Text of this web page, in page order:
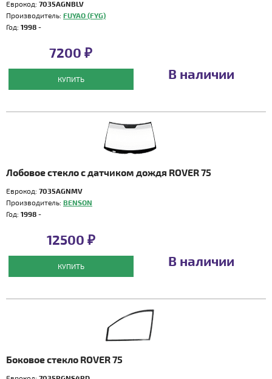
Еврокод: 7035AGNBLV
Производитель: FUYAO (FYG)
Год: 1998 -
7200 ₽
КУПИТЬ В наличии
Лобовое стекло с датчиком дождя ROVER 75
Еврокод: 7035AGNMV
Производитель: BENSON
Год: 1998 -
12500 ₽
КУПИТЬ В наличии
Боковое стекло ROVER 75